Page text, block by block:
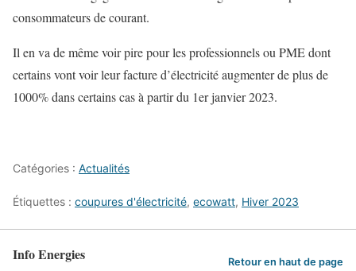
consommateurs de courant.
Il en va de même voir pire pour les professionnels ou PME dont
certains vont voir leur facture d’électricité augmenter de plus de
1000% dans certains cas à partir du 1er janvier 2023.
Catégories : Actualités
Étiquettes : coupures d'électricité, ecowatt, Hiver 2023
Info Energies Retour en haut de page